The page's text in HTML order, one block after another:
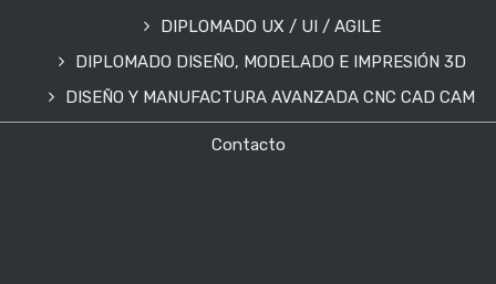
DIPLOMADO UX / UI / AGILE
DIPLOMADO DISEÑO, MODELADO E IMPRESIÓN 3D
DISEÑO Y MANUFACTURA AVANZADA CNC CAD CAM
Contacto